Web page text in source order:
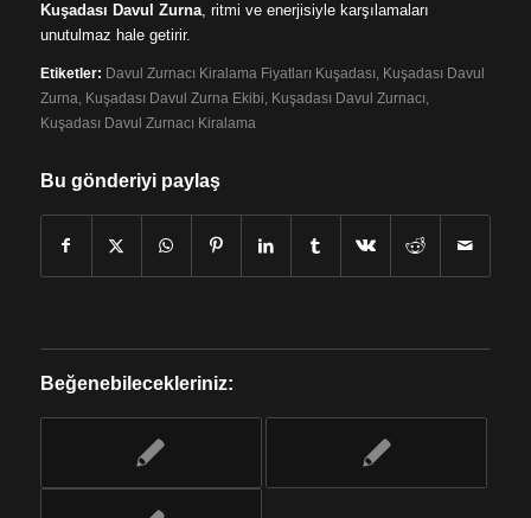
Kuşadası Davul Zurna, ritmi ve enerjisiyle karşılamaları
unutulmaz hale getirir.
Etiketler: Davul Zurnacı Kiralama Fiyatları Kuşadası
Kuşadası Davul
Zurna
Kuşadası Davul Zurna Ekibi Kuşadası Davul Zurnacı
Kuşadası Davul Zurnacı Kiralama
Bu gönderiyi paylaş
Beğenebilecekleriniz: